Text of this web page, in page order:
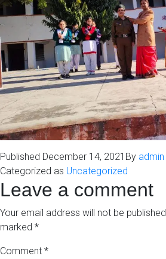
Published December 14, 2021 By admin
Categorized as Uncategorized
Leave a comment
Your email address will not be published.
marked *
Comment *